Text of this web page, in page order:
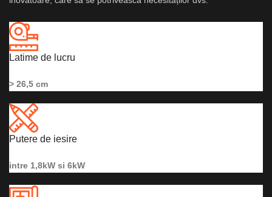
Latime de lucru
> 26,5 cm
Putere de iesire
intre 1,8kW si 6kW